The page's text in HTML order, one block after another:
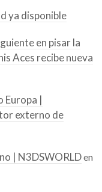
ya disponible
en pisar la
Aces recibe nueva
Europa |
externo de
| N3DSWORLDen